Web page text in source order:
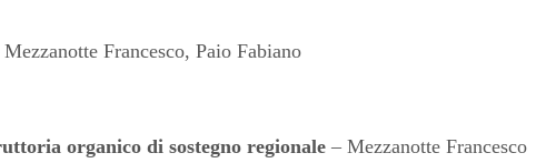
Mezzanotte Francesco, Paio Fabiano
organico di sostegno regionale – Mezzanotte Francesco